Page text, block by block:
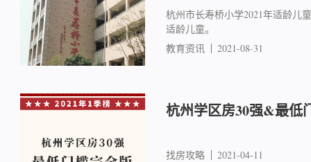
杭州市长寿桥小学2021年适龄儿
适龄儿童。
教育资讯
2021-08-31
杭州学区房30强&最低
找房攻略 2021-04-11